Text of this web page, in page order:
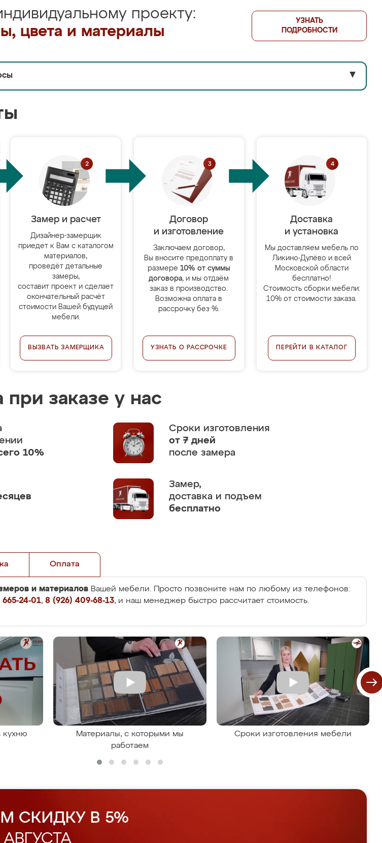
проекту:
цвета и материалы
УЗНАТЬ
ПОДРОБНОСТИ
▼
Замер и расчет
Дизайнер-замерщик
приедет к Вам с каталогом
материалов,
проведёт детальные
замеры,
составит проект и сделает
окончательный расчёт
стоимости Вашей будущей
мебели.
ВЫЗВАТЬ ЗАМЕРЩИКА
Договор
и изготовление
Заключаем договор,
Вы вносите предоплату в
размере 10% от суммы
договора, и мы отдаём
заказ в производство.
Возможна оплата в
рассрочку без %.
УЗНАТЬ О РАССРОЧКЕ
Доставка
и установка
Мы доставляем мебель по
Ликино-Дулёво и всей
Московской области
бесплатно!
Стоимость сборки мебели:
10% от стоимости заказа.
ПЕРЕЙТИ В КАТАЛОГ
при заказе у нас
10%
Сроки изготовления
от 7 дней
после замера
Замер,
доставка и подъем
бесплатно
Оплата
и материалов Вашей мебели. Просто позвоните нам по любому из телефонов:
665-24-01, 8 (926) 409-68-13, и наш менеджер быстро рассчитает стоимость.
кухню
Материалы, с которыми мы
работаем
Сроки изготовления мебели
СКИДКУ В 5%